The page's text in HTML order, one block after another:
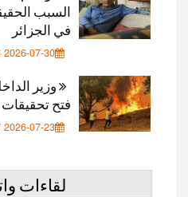
السبب
في الجزائر
2026-07-30 00:27:36
وزير
فتح
2026-07-23 00:16:17
لقاءات